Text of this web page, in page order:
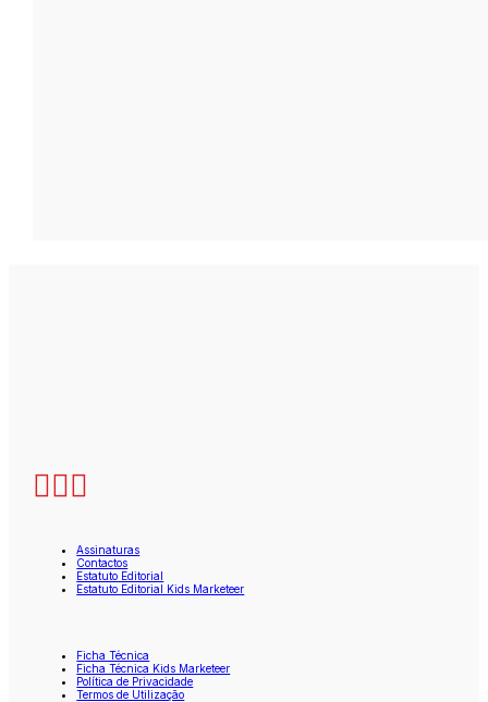
Assinaturas
Contactos
Estatuto Editorial
Estatuto Editorial Kids Marketeer
Ficha Técnica
Ficha Técnica Kids Marketeer
Política de Privacidade
Termos de Utilização